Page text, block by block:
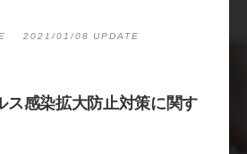
2021/01/08 UPDATE
ス感染拡大防止対策に関す